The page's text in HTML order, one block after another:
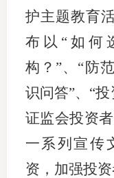
护主题教育
布以“如何
构？”、“防
识问答”、“
证监会投资
一系列宣传
资，加强投资